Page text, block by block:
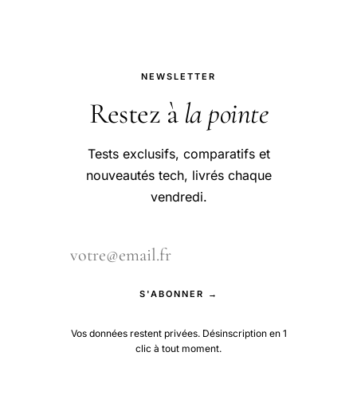
NEWSLETTER
Restez à la pointe
Tests exclusifs, comparatifs et
nouveautés tech, livrés chaque
vendredi.
S'ABONNER →
Vos données restent privées. Désinscription en 1
clic à tout moment.